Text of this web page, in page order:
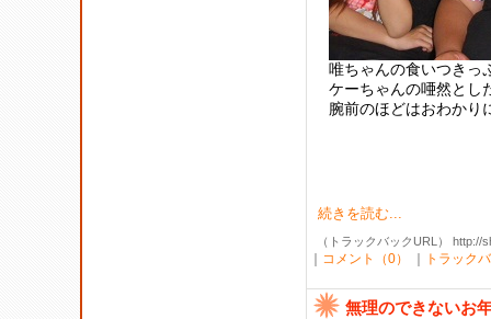
唯ちゃんの食いつきっ
ケーちゃんの唖然とし
腕前のほどはおわかり
続きを読む...
（トラックバックURL）
コメント（0） トラック
無理のできないお